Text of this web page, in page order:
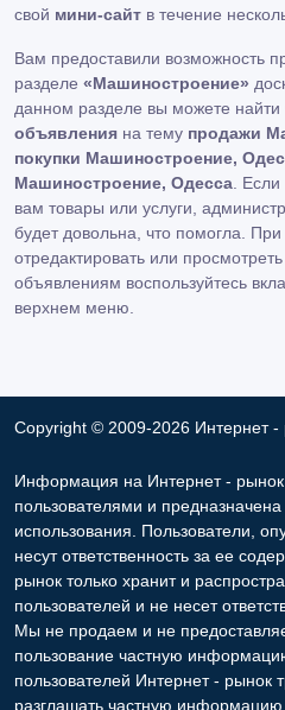
свой мини-сайт в течение
Вам предоставили возможность
разделе «Машиностроение»
данном разделе вы можете
объявления на тему продажи
покупки Машиностроение,
Машиностроение, Одесса .
вам товары или услуги,
будет довольна, что помогла.
отредактировать или
объявлениям воспользуйтесь
верхнем меню.
Copyright © 2009-2026 Интернет -
Информация на Интернет - рынок
пользователями и
использования. Пользователи,
несут ответственность за ее
рынок только хранит и
пользователей и не несет
Мы не продаем и не
пользование частную
пользователей Интернет -
разглашать частную информацию